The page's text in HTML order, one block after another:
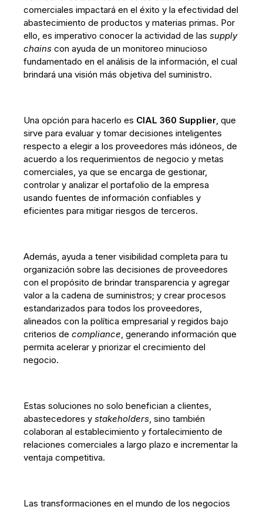
comerciales impactará en el éxito y la efectividad del
abastecimiento de productos y materias primas. Por
ello, es imperativo conocer la actividad de lassupply
chains con ayuda de un monitoreo minucioso
fundamentado en el análisis de la información, el cual
brindará una visión más objetiva del suministro.
Una opción para hacerlo es CIAL 360 Supplier, que
sirve para evaluar y tomar decisiones inteligentes
respecto a elegir a los proveedores más idóneos, de
acuerdo a los requerimientos de negocio y metas
comerciales, ya que se encarga de gestionar,
controlar y analizar el portafolio de la empresa
usando fuentes de información confiables y
eficientes para mitigar riesgos de terceros.
Además, ayuda a tener visibilidad completa para tu
organización sobre las decisiones de proveedores
con el propósito de brindar transparencia y agregar
valor a la cadena de suministros; y crear procesos
estandarizados para todos los proveedores,
alineados con la política empresarial y regidos bajo
criterios decompliance, generando información que
permita acelerar y priorizar el crecimiento del
negocio.
Estas soluciones no solo benefician a clientes,
abastecedores ystakeholders, sino también
colaboran al establecimiento y fortalecimiento de
relaciones comerciales a largo plazo e incrementar la
ventaja competitiva.
Las transformaciones en el mundo de los negocios